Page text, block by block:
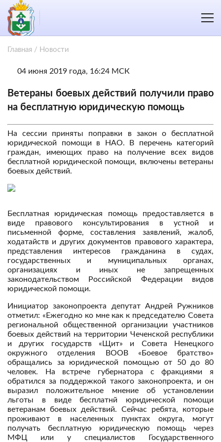
Главная / Новости
04 июня 2019 года, 16:24 МСК
Ветераны боевых действий получили право
на бесплатную юридическую помощь
На сессии приняты поправки в закон о бесплатной
юридической помощи в НАО. В перечень категорий
граждан, имеющих право на получение всех видов
бесплатной юридической помощи, включены ветераны
боевых действий.
Бесплатная юридическая помощь предоставляется в
виде правового консультирования в устной и
письменной форме, составления заявлений, жалоб,
ходатайств и других документов правового характера,
представления интересов гражданина в судах,
государственных и муниципальных органах,
организациях и иных не запрещенных
законодательством Российской Федерации видов
юридической помощи.
Инициатор законопроекта депутат Андрей Ружников
отметил: «Ежегодно ко мне как к председателю Совета
региональной общественной организации участников
боевых действий на территории Чеченской республики
и других государств «Щит» и Совета Ненецкого
окружного отделения ВООВ «Боевое братство»
обращались за юридической помощью от 50 до 80
человек. На встрече губернатора с фракциями я
обратился за поддержкой такого законопроекта, и он
выразил положительное мнение об установлении
льготы в виде бесплатнй юридической помощи
ветеранам боевых действий. Сейчас ребята, которые
проживают в населенных пунктах округа, могут
получать бесплатную юридическую помощь через
МФЦ или у специалистов Государственного